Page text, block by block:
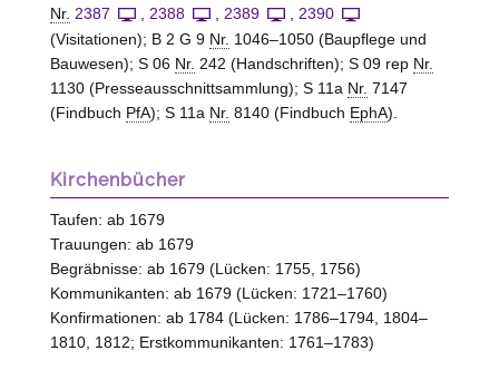
Nr. 2387 , 2388 , 2389 , 2390
(Visitationen); B 2 G 9 Nr. 1046–1050 (Baupflege und
Bauwesen); S 06 Nr. 242 (Handschriften); S 09 rep Nr.
1130 (Presseausschnittsammlung); S 11a Nr. 7147
(Findbuch PfA); S 11a Nr. 8140 (Findbuch EphA).
Kirchenbücher
Taufen: ab 1679
Trauungen: ab 1679
Begräbnisse: ab 1679 (Lücken: 1755, 1756)
Kommunikanten: ab 1679 (Lücken: 1721–1760)
Konfirmationen: ab 1784 (Lücken: 1786–1794, 1804–
1810, 1812; Erstkommunikanten: 1761–1783)